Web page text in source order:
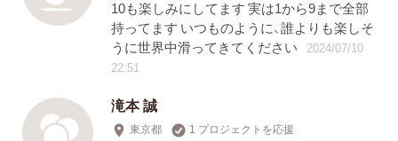
10も楽しみにしてます 実は1から9まで全部
持ってます いつものように、誰よりも楽しそ
うに世界中滑ってきてください
2024/07/10
22:51
滝本 誠
東京都 1 プロジェクトを応援